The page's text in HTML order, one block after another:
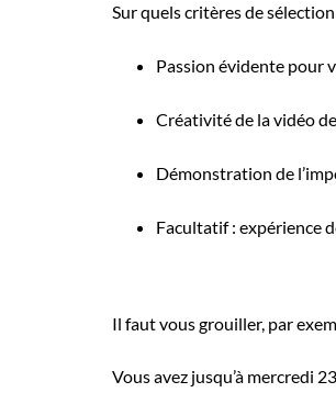
Sur quels critères de
Passion évidente pour
Créativité de la vidéo
Démonstration de
Facultatif : expérience
Il faut vous grouiller, par
Vous avez jusqu’à mercredi